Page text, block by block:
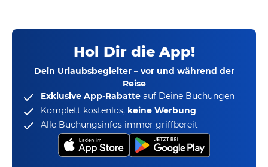
Hol Dir die App!
Dein Urlaubsbegleiter – vor und während der
Reise
Exklusive App-Rabatte auf Deine Buchungen
Komplett kostenlos, keine Werbung
Alle Buchungsinfos immer griffbereit